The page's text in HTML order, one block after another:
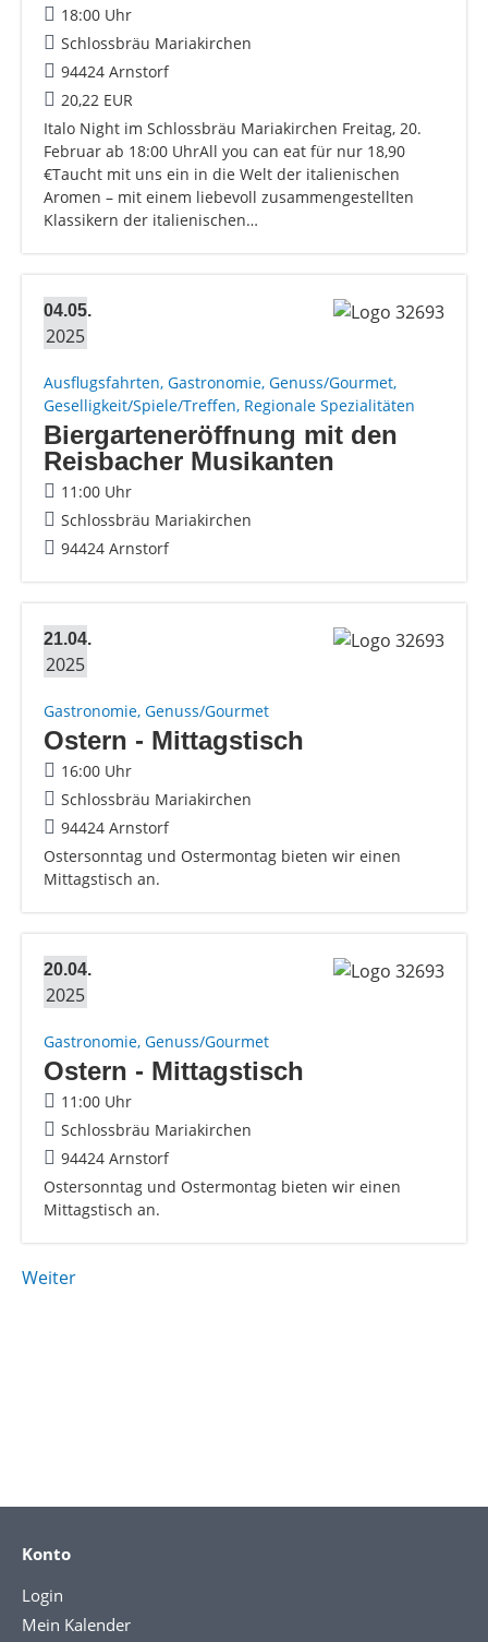
18:00 Uhr
Schlossbräu Mariakirchen
94424 Arnstorf
20,22 EUR
Italo Night im Schlossbräu Mariakirchen Freitag, 20.
Februar ab 18:00 UhrAll you can eat für nur 18,90
€Taucht mit uns ein in die Welt der italienischen
Aromen – mit einem liebevoll zusammengestellten
Klassikern der italienischen…
04.05.
2025
Ausflugsfahrten, Gastronomie, Genuss/Gourmet,
Geselligkeit/Spiele/Treffen, Regionale Spezialitäten
Biergarteneröffnung mit den
Reisbacher Musikanten
11:00 Uhr
Schlossbräu Mariakirchen
94424 Arnstorf
21.04.
2025
Gastronomie, Genuss/Gourmet
Ostern - Mittagstisch
16:00 Uhr
Schlossbräu Mariakirchen
94424 Arnstorf
Ostersonntag und Ostermontag bieten wir einen
Mittagstisch an.
20.04.
2025
Gastronomie, Genuss/Gourmet
Ostern - Mittagstisch
11:00 Uhr
Schlossbräu Mariakirchen
94424 Arnstorf
Ostersonntag und Ostermontag bieten wir einen
Mittagstisch an.
Weiter
Konto
Login
Mein Kalender